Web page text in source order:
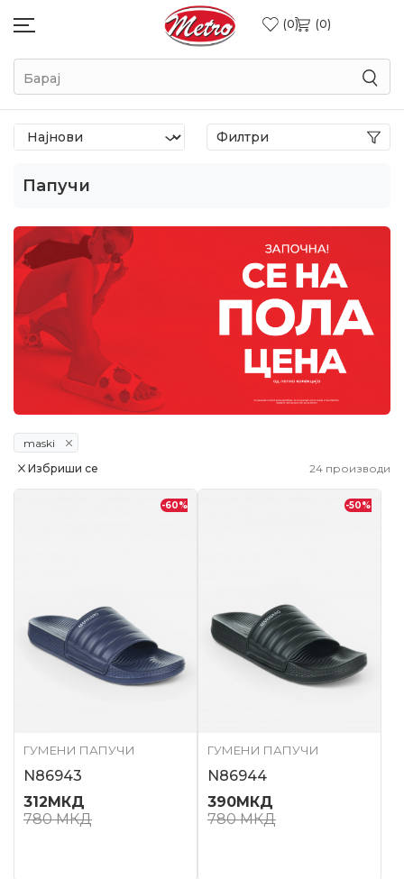
0 0
Барај
Папучи
Филтри
maski
24 производи
Избриши се
-60%
ГУМЕНИ ПАПУЧИ
N86943
312МКД
780МКД
-50%
ГУМЕНИ ПАПУЧИ
N86944
390МКД
780МКД